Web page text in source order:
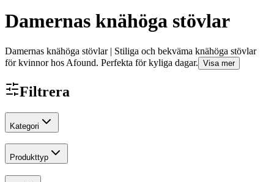
Damernas knähöga stövlar
Damernas knähöga stövlar | Stiliga och bekväma knähöga stövlar
för kvinnor hos Afound. Perfekta för kyliga dagar. Visa mer
Filtrera
Kategori
Produkttyp